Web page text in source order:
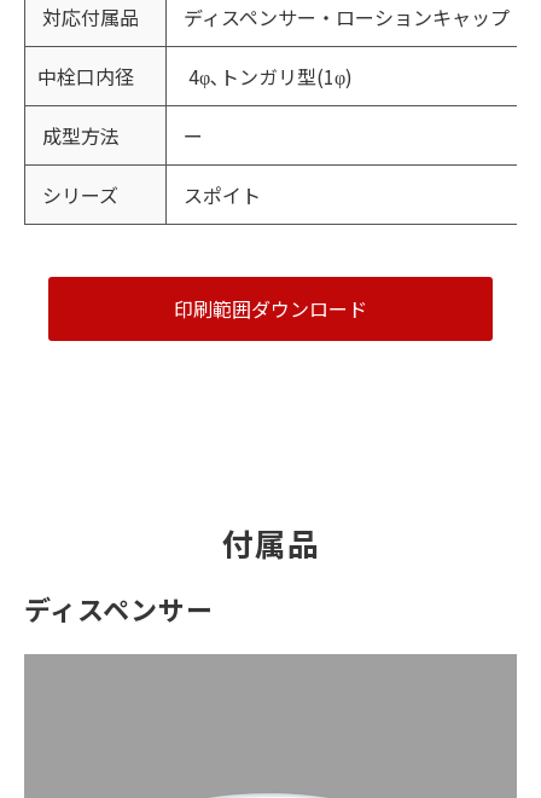
対応付属品 ディスペンサー・ローションキャップ
中栓口内径 4φ､トンガリ型(1φ)
成型方法 ー
シリーズ スポイト
印刷範囲ダウンロード
付属品
ディスペンサー